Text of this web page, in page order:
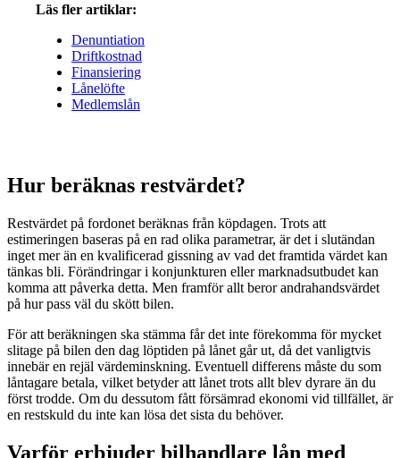
Läs fler artiklar:
Denuntiation
Driftkostnad
Finansiering
Lånelöfte
Medlemslån
Hur beräknas restvärdet?
Restvärdet på fordonet beräknas från köpdagen. Trots att
estimeringen baseras på en rad olika parametrar, är det i slutändan
inget mer än en kvalificerad gissning av vad det framtida värdet kan
tänkas bli. Förändringar i konjunkturen eller marknadsutbudet kan
komma att påverka detta. Men framför allt beror andrahandsvärdet
på hur pass väl du skött bilen.
För att beräkningen ska stämma får det inte förekomma för mycket
slitage på bilen den dag löptiden på lånet går ut, då det vanligtvis
innebär en rejäl värdeminskning. Eventuell differens måste du som
låntagare betala, vilket betyder att lånet trots allt blev dyrare än du
först trodde. Om du dessutom fått försämrad ekonomi vid tillfället, är
en restskuld du inte kan lösa det sista du behöver.
Varför erbjuder bilhandlare lån med